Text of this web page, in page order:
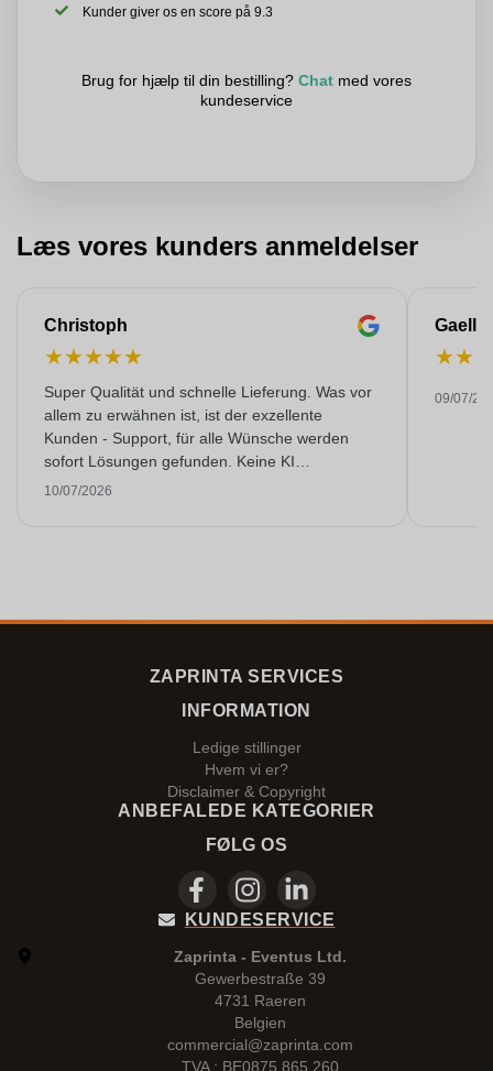
Kunder giver os en score på 9.3
Brug for hjælp til din bestilling? Chat med vores
kundeservice
Læs vores kunders anmeldelser
Christoph
★★★★★
Super Qualität und schnelle Lieferung. Was vor
allem zu erwähnen ist, ist der exzellente
Kunden - Support, für alle Wünsche werden
sofort Lösungen gefunden. Keine KI
Gespräche. Sehr selten heutzutage. Top
10/07/2026
Gaelle
★★
09/07/
ZAPRINTA SERVICES
INFORMATION
Ledige stillinger
Hvem vi er?
Disclaimer & Copyright
ANBEFALEDE KATEGORIER
FØLG OS
KUNDESERVICE
Zaprinta - Eventus Ltd.
Gewerbestraße 39
4731 Raeren
Belgien
commercial@zaprinta.com
TVA : BE0875.865.260